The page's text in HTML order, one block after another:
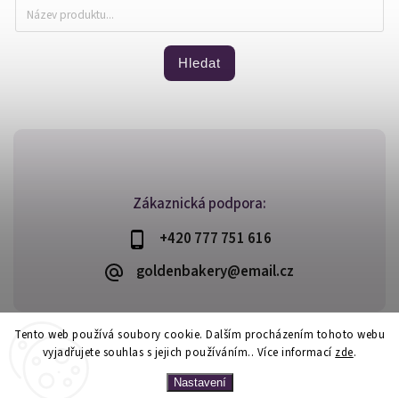
Tento web používá soubory cookie. Dalším procházením tohoto webu
vyjadřujete souhlas s jejich používáním.. Více informací zde.
Nastavení
Zákaznická podpora:
+420 777 751 616
goldenbakery@email.cz
Hledat
Copyright 2026Golden Bakery. Všechna práva vyhrazena.
VytvořilShoptet| Design